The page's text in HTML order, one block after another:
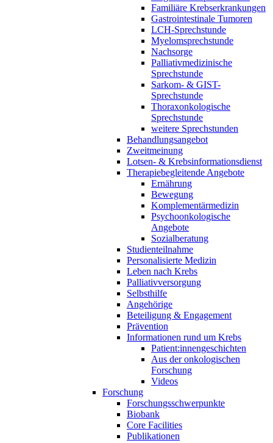
Familiäre Krebserkrankungen
Gastrointestinale Tumoren
LCH-Sprechstunde
Myelomsprechstunde
Nachsorge
Palliativmedizinische
Sprechstunde
Sarkom- & GIST-
Sprechstunde
Thoraxonkologische
Sprechstunde
weitere Sprechstunden
Behandlungsangebot
Zweitmeinung
Lotsen- & Krebsinformationsdienst
Therapiebegleitende Angebote
Ernährung
Bewegung
Komplementärmedizin
Psychoonkologische
Angebote
Sozialberatung
Studienteilnahme
Personalisierte Medizin
Leben nach Krebs
Palliativversorgung
Selbsthilfe
Angehörige
Beteiligung & Engagement
Prävention
Informationen rund um Krebs
Patient:innengeschichten
Aus der onkologischen
Forschung
Videos
Forschung
Forschungsschwerpunkte
Biobank
Core Facilities
Publikationen